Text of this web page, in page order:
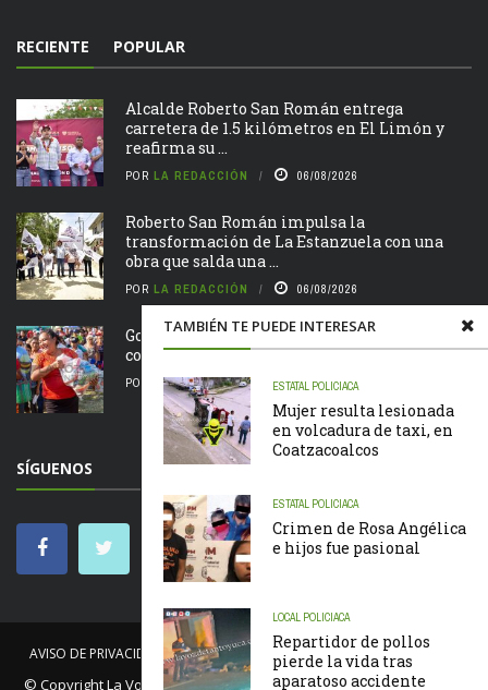
TAMBIÉN TE PUEDE INTERESAR
ESTATAL POLICIACA
Mujer resulta lesionada
en volcadura de taxi, en
Coatzacoalcos
ESTATAL POLICIACA
Crimen de Rosa Angélica
e hijos fue pasional
LOCAL POLICIACA
Repartidor de pollos
pierde la vida tras
aparatoso accidente
RECIENTE POPULAR
Alcalde Roberto San Román entrega
carretera de 1.5 kilómetros en El Limón y
reafirma su ...
POR LA REDACCIÓN 06/08/2026
Roberto San Román impulsa la
transformación de La Estanzuela con una
obra que salda una ...
POR LA REDACCIÓN 06/08/2026
Gobierno de Chontla apoya a familias de la
comunidad de San Juan
POR LA REDACCIÓN 05/08/2026
SÍGUENOS
AVISO DE PRIVACIDAD NOSOTROS NOTICIAS CÓDIGO DE ÉTICA
© CopyrightLa Voz de Tantoyuca. Todos los derechos reservados.